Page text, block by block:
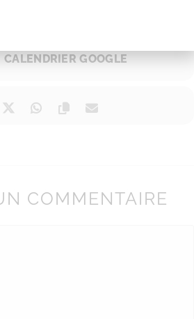
CALENDRIER GOOGLE
COMMENTAIRE